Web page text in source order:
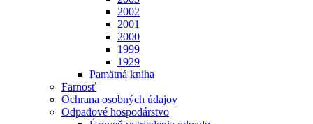
2002
2001
2000
1999
1929
Pamätná kniha
Farnosť
Ochrana osobných údajov
Odpadové hospodárstvo